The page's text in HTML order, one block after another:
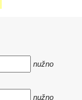
nužno
nužno